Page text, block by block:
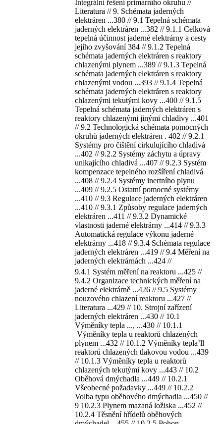
Integrální řešení primárního okruhu //
Literatura // 9. Schémata jaderných
elektráren ...380 // 9.1 Tepelná schémata
jaderných elektráren ...382 // 9.1.1 Celková
tepelná účinnost jaderné elektrárny a cesty
jejího zvyšování 384 // 9.1.2 Tepelná
schémata jaderných elektráren s reaktory
chlazenými plynem ...389 // 9.1.3 Tepelná
schémata jaderných elektráren s reaktory
chlazenými vodou ...393 // 9.1.4 Tepelná
schémata jaderných elektráren s reaktory
chlazenými tekutými kovy ...400 // 9.1.5
Tepelná schémata jaderných elektráren s
reaktory chlazenými jinými chladivy ...401
// 9.2 Technologická schémata pomocných
okruhů jaderných elektráren . 402 // 9.2.1
Systémy pro čištění cirkulujícího chladivá
...402 // 9.2.2 Systémy záchytu a úpravy
unikajícího chladivá ...407 // 9.2.3 Systém
kompenzace tepelného rozšíření chladivá
...408 // 9.2.4 Systémy inertního plynu
...409 // 9.2.5 Ostatní pomocné systémy
...410 // 9.3 Regulace jaderných elektráren
...410 // 9.3.1 Způsoby regulace jaderných
elektráren ...411 // 9.3.2 Dynamické
vlastnosti jaderné elektrárny ...414 // 9.3.3
Automatická regulace výkonu jaderné
elektrárny ...418 // 9.3.4 Schémata regulace
jaderných elektráren ...419 // 9.4 Měření na
jaderných elektrárnách ...424 //
9.4.1 Systém měření na reaktoru ...425 //
9.4.2 Organizace technických měření na
jaderné elektrárně ...426 // 9.5 Systémy
nouzového chlazení reaktoru ...427 //
Literatura ...429 // 10. Strojní zařízení
jaderných elektráren ...430 // 10.1
Výměníky tepla ..., ...430 // 10.1.1
Výměníky tepla u reaktorů chlazených
plynem ...432 // 10.1.2 Výměníky tepla’ll
reaktorů chlazených tlakovou vodou ...439
// 10.1.3 Výměníky tepla u reaktorů
chlazených tekutými kovy ...443 // 10.2
Oběhová dmýchadla ...449 // 10.2.1
Všeobecné požadavky ...449 // 10.2.2
Volba typu oběhového dmýchadla ...450 //
9 10.2.3 Plynem mazaná ložiska ...452 //
10.2.4 Těsnění hřídelů oběhových